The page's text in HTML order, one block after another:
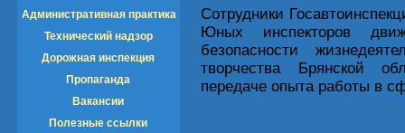
Административная практика
Технический надзор
Дорожная инспекция
Пропаганда
Вакансии
Полезные ссылки
Сотрудники
Юных инспекторов
безопасности
творчества Брянской
передаче опыта работы в